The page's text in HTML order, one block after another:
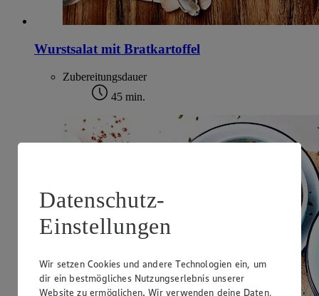
Wurstsalat mit Bratkartoffel
Zubereitungsdauer
45 min.
Datenschutz-
Einstellungen
Wir setzen Cookies und andere Technologien ein, um
dir ein bestmögliches Nutzungserlebnis unserer
Website zu ermöglichen. Wir verwenden deine Daten,